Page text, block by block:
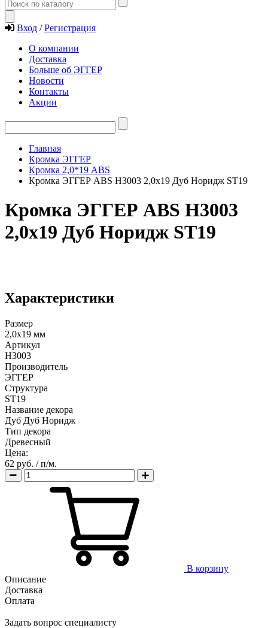
Вход / Регистрация
О компании
Доставка
Больше об ЭГГЕР
Новости
Контакты
Акции
Главная
Кромка ЭГГЕР
Кромка 2,0*19 ABS
Кромка ЭГГЕР ABS H3003 2,0х19 Дуб Норидж ST19
Кромка ЭГГЕР ABS H3003
2,0х19 Дуб Норидж ST19
Характеристики
Размер
2,0х19 мм
Артикул
H3003
Производитель
ЭГГЕР
Структура
ST19
Название декора
Дуб Дуб Норидж
Тип декора
Древесный
Цена:
62 руб. / п/м.
В корзину
Описание
Доставка
Оплата
Задать вопрос специалисту